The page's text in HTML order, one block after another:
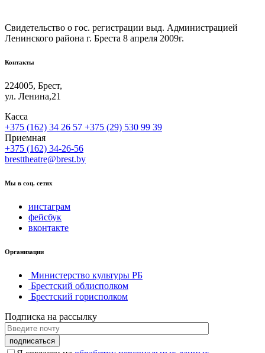
Свидетельство о гос. регистрации выд. Администрацией
Ленинского района г. Бреста 8 апреля 2009г.
Контакты
224005, Брест,
ул. Ленина,21
Касса
+375 (162) 34 26 57 +375 (29) 530 99 39
Приемная
+375 (162) 34-26-56
bresttheatre@brest.by
Мы в соц. сетях
инстаграм
фейсбук
вконтакте
Организации
Министерство культуры РБ
Брестский облисполком
Брестский горисполком
Подписка на рассылку